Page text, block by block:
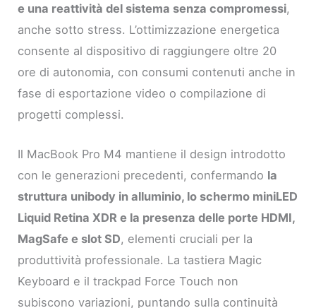
e una reattività del sistema senza compromessi,
anche sotto stress. L’ottimizzazione energetica
consente al dispositivo di raggiungere oltre 20
ore di autonomia, con consumi contenuti anche in
fase di esportazione video o compilazione di
progetti complessi.
Il MacBook Pro M4 mantiene il design introdotto
con le generazioni precedenti, confermando la
struttura unibody in alluminio, lo schermo miniLED
Liquid Retina XDR e la presenza delle porte HDMI,
MagSafe e slot SD, elementi cruciali per la
produttività professionale. La tastiera Magic
Keyboard e il trackpad Force Touch non
subiscono variazioni, puntando sulla continuità